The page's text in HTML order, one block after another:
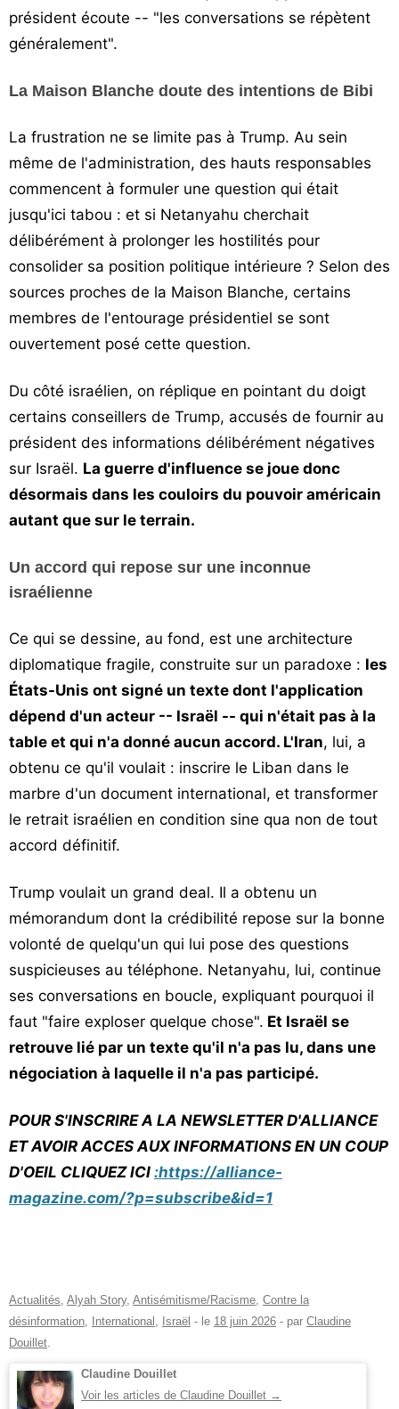
président écoute -- "les conversations se répètent
généralement".
La Maison Blanche doute des intentions de Bibi
La frustration ne se limite pas à Trump. Au sein
même de l'administration, des hauts responsables
commencent à formuler une question qui était
jusqu'ici tabou : et si Netanyahu cherchait
délibérément à prolonger les hostilités pour
consolider sa position politique intérieure ? Selon des
sources proches de la Maison Blanche, certains
membres de l'entourage présidentiel se sont
ouvertement posé cette question.
Du côté israélien, on réplique en pointant du doigt
certains conseillers de Trump, accusés de fournir au
président des informations délibérément négatives
sur Israël. La guerre d'influence se joue donc
désormais dans les couloirs du pouvoir américain
autant que sur le terrain.
Un accord qui repose sur une inconnue
israélienne
Ce qui se dessine, au fond, est une architecture
diplomatique fragile, construite sur un paradoxe : les
États-Unis ont signé un texte dont l'application
dépend d'un acteur -- Israël -- qui n'était pas à la
table et qui n'a donné aucun accord. L'Iran, lui, a
obtenu ce qu'il voulait : inscrire le Liban dans le
marbre d'un document international, et transformer
le retrait israélien en condition sine qua non de tout
accord définitif.
Trump voulait un grand deal. Il a obtenu un
mémorandum dont la crédibilité repose sur la bonne
volonté de quelqu'un qui lui pose des questions
suspicieuses au téléphone. Netanyahu, lui, continue
ses conversations en boucle, expliquant pourquoi il
faut "faire exploser quelque chose". Et Israël se
retrouve lié par un texte qu'il n'a pas lu, dans une
négociation à laquelle il n'a pas participé.
POUR S'INSCRIRE A LA NEWSLETTER D'ALLIANCE
ET AVOIR ACCES AUX INFORMATIONS EN UN COUP
D'OEIL CLIQUEZ ICI :https://alliance-
magazine.com/?p=subscribe&id=1
Actualités, Alyah Story, Antisémitisme/Racisme, Contre la
désinformation, International , Israël - le 18 juin 2026 - par Claudine
Douillet.
Claudine Douillet
Voir les articles de Claudine Douillet →